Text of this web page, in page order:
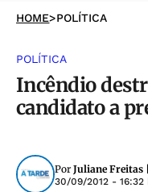
HOME>POLÍTICA
POLÍTICA
Incêndio
candidato a
Por Juliane Freitas
30/09/2012 - 16:32